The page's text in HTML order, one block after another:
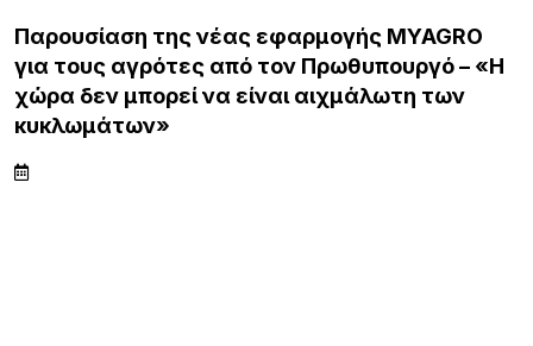
Παρουσίαση της νέας εφαρμογής MYAGRO
για τους αγρότες από τον Πρωθυπουργό – «Η
χώρα δεν μπορεί να είναι αιχμάλωτη των
κυκλωμάτων»